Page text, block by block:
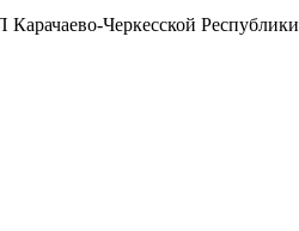
Карачаево-Черкесской Республики